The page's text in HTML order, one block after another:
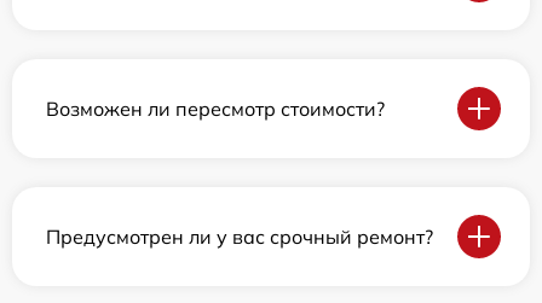
Возможен ли пересмотр стоимости?
Предусмотрен ли у вас срочный ремонт?